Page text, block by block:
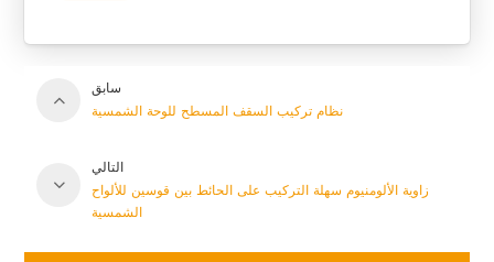
سابق
نظام تركيب السقف المسطح للوحة الشمسية
التالي
زاوية الألومنيوم سهلة التركيب على الحائط بين قوسين للألواح
الشمسية